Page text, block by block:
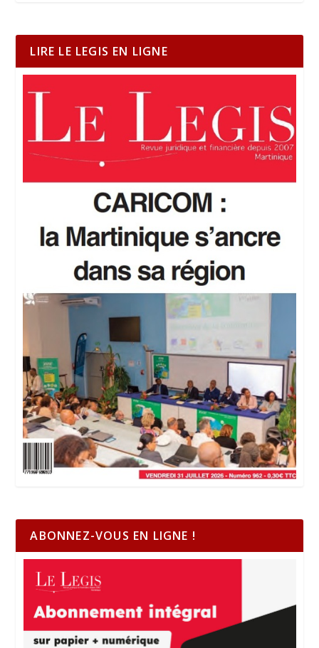
LIRE LE LEGIS EN LIGNE
ABONNEZ-VOUS EN LIGNE !